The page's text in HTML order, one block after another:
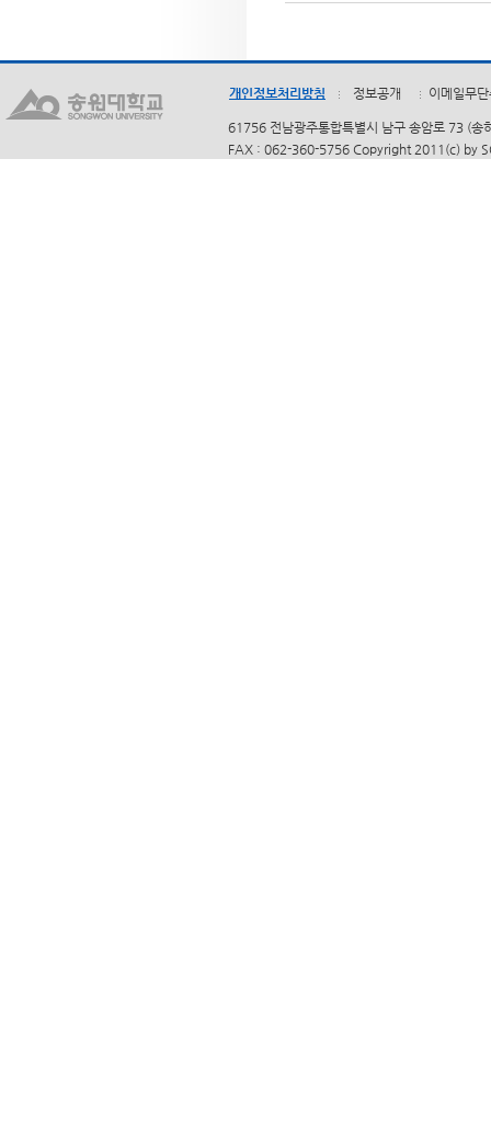
개인정보처리방침 정보공개 이메일무
61756 전남광주통합특별시 남구 송암로 73 (
FAX : 062-360-5756 Copyright 2011(c) by